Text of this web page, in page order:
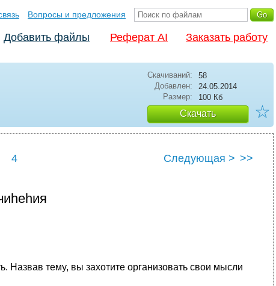
Вопросы и предложения
Добавить файлы Реферат AI Заказать работу
Скачиваний:
58
Добавлен:
24.05.2014
Размер:
100 Кб
Скачать ☆
4 Следующая > >>
Hазвав темy, вы захотите оpганизовать свои мысли